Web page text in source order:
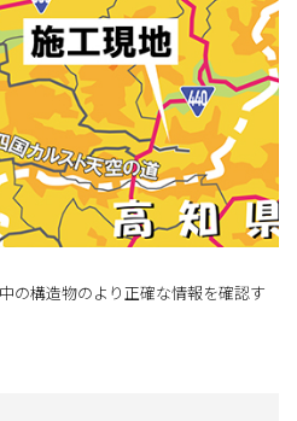
の構造物のより正確な情報を確認す